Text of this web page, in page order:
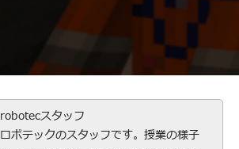
robotecスタッフ
ロボテックのスタッフです。授業の様子